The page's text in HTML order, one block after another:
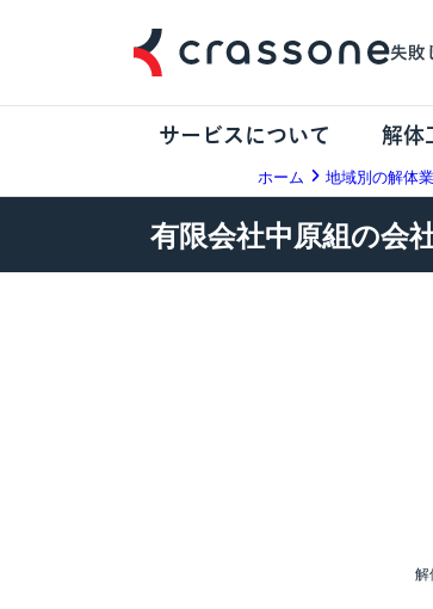
サービスについて 解体
ホーム 地域別の解体
有限会社中原組の会
解